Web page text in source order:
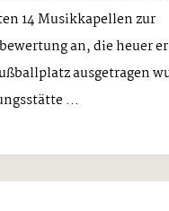
14 Musikkapellen zur
an, die heuer
ausgetragen
...